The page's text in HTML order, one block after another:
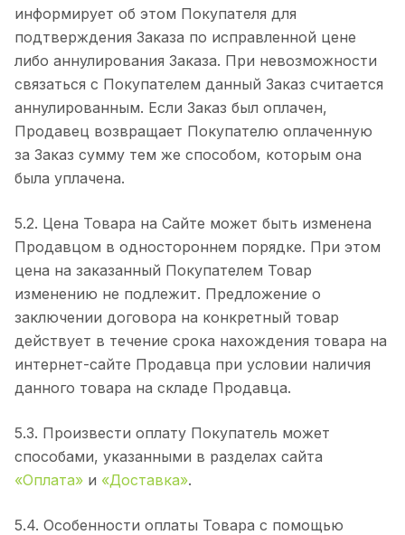
информирует об этом Покупателя для
подтверждения Заказа по исправленной цене
либо аннулирования Заказа. При невозможности
связаться с Покупателем данный Заказ считается
аннулированным. Если Заказ был оплачен,
Продавец возвращает Покупателю оплаченную
за Заказ сумму тем же способом, которым она
была уплачена.
5.2. Цена Товара на Сайте может быть изменена
Продавцом в одностороннем порядке. При этом
цена на заказанный Покупателем Товар
изменению не подлежит. Предложение о
заключении договора на конкретный товар
действует в течение срока нахождения товара на
интернет-сайте Продавца при условии наличия
данного товара на складе Продавца.
5.3. Произвести оплату Покупатель может
способами, указанными в разделах сайта
«Оплата» и «Доставка».
5.4. Особенности оплаты Товара с помощью